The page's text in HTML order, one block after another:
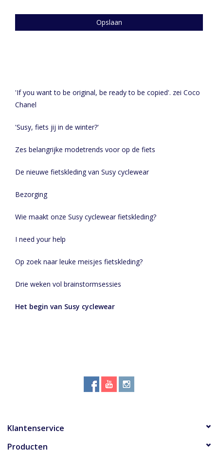
Opslaan
'If you want to be original, be ready to be copied'. zei Coco
Chanel
'Susy, fiets jij in de winter?'
Zes belangrijke modetrends voor op de fiets
De nieuwe fietskleding van Susy cyclewear
Bezorging
Wie maakt onze Susy cyclewear fietskleding?
I need your help
Op zoek naar leuke meisjes fietskleding?
Drie weken vol brainstormsessies
Het begin van Susy cyclewear
Klantenservice
Producten